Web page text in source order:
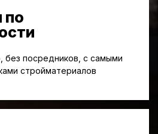
по
без посредников, с самыми
стройматериалов